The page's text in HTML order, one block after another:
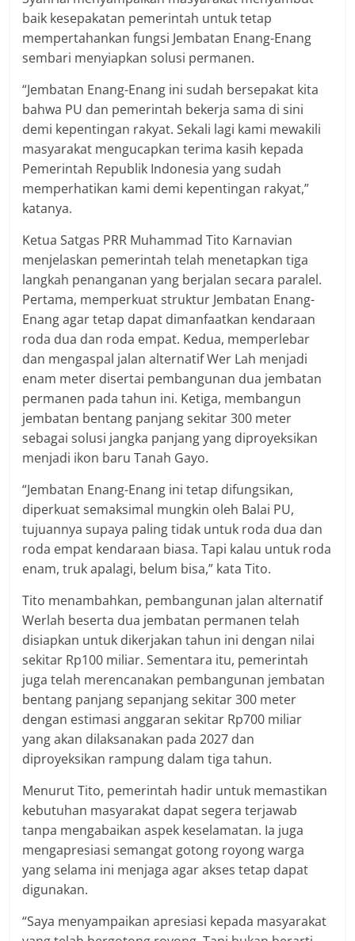
baik kesepakatan pemerintah untuk tetap
mempertahankan fungsi Jembatan Enang-Enang
sembari menyiapkan solusi permanen.
“Jembatan Enang-Enang ini sudah bersepakat kita
bahwa PU dan pemerintah bekerja sama di sini
demi kepentingan rakyat. Sekali lagi kami mewakili
masyarakat mengucapkan terima kasih kepada
Pemerintah Republik Indonesia yang sudah
memperhatikan kami demi kepentingan rakyat,”
katanya.
Ketua Satgas PRR Muhammad Tito Karnavian
menjelaskan pemerintah telah menetapkan tiga
langkah penanganan yang berjalan secara paralel.
Pertama, memperkuat struktur Jembatan Enang-
Enang agar tetap dapat dimanfaatkan kendaraan
roda dua dan roda empat. Kedua, memperlebar
dan mengaspal jalan alternatif Wer Lah menjadi
enam meter disertai pembangunan dua jembatan
permanen pada tahun ini. Ketiga, membangun
jembatan bentang panjang sekitar 300 meter
sebagai solusi jangka panjang yang diproyeksikan
menjadi ikon baru Tanah Gayo.
“Jembatan Enang-Enang ini tetap difungsikan,
diperkuat semaksimal mungkin oleh Balai PU,
tujuannya supaya paling tidak untuk roda dua dan
roda empat kendaraan biasa. Tapi kalau untuk roda
enam, truk apalagi, belum bisa,” kata Tito.
Tito menambahkan, pembangunan jalan alternatif
Werlah beserta dua jembatan permanen telah
disiapkan untuk dikerjakan tahun ini dengan nilai
sekitar Rp100 miliar. Sementara itu, pemerintah
juga telah merencanakan pembangunan jembatan
bentang panjang sepanjang sekitar 300 meter
dengan estimasi anggaran sekitar Rp700 miliar
yang akan dilaksanakan pada 2027 dan
diproyeksikan rampung dalam tiga tahun.
Menurut Tito, pemerintah hadir untuk memastikan
kebutuhan masyarakat dapat segera terjawab
tanpa mengabaikan aspek keselamatan. Ia juga
mengapresiasi semangat gotong royong warga
yang selama ini menjaga agar akses tetap dapat
digunakan.
“Saya menyampaikan apresiasi kepada masyarakat